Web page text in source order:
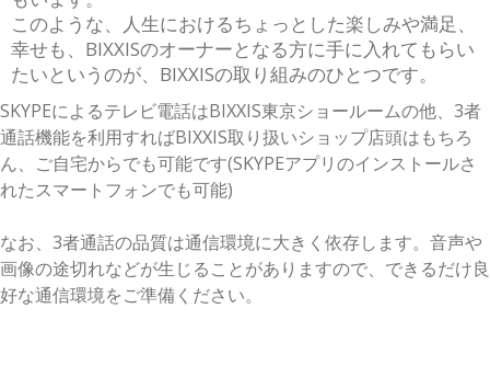
このような、人生におけるちょっとした楽しみや満足、
幸せも、BIXXISのオーナーとなる方に手に入れてもらい
たいというのが、BIXXISの取り組みのひとつです。
SKYPEによるテレビ電話はBIXXIS東京ショールームの他、3者
通話機能を利用すればBIXXIS取り扱いショップ店頭はもちろ
ん、ご自宅からでも可能です(SKYPEアプリのインストールさ
れたスマートフォンでも可能)
なお、3者通話の品質は通信環境に大きく依存します。音声や
画像の途切れなどが生じることがありますので、できるだけ良
好な通信環境をご準備ください。